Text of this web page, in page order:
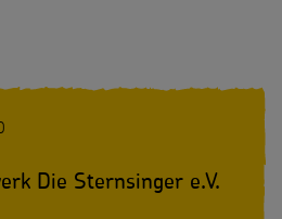
Die Sternsinger e.V.